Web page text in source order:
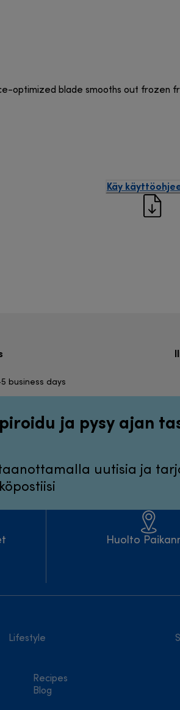
optimized blade smooths out frozen
Käy
business days
ja pysy ajan
uutisia ja
Huolto
Lifestyle
Recipes
Blog